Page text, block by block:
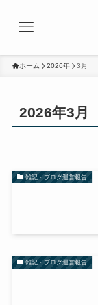
ホーム 2026年 3月
2026年3月
雑記・ブログ運営報告
雑記・ブログ運営報告